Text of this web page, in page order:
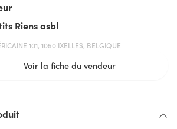
Riens asbl
101, 1050 IXELLES, BELGIQUE
Voir la fiche du vendeur